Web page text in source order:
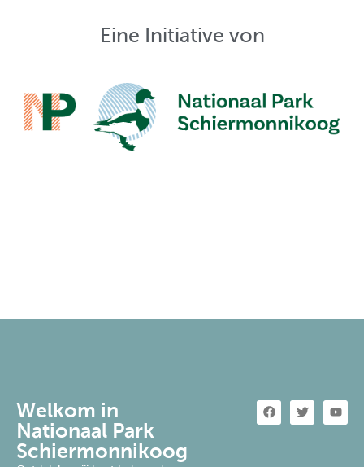
Eine Initiative von
Welkom in
Nationaal Park
Schiermonnikoog